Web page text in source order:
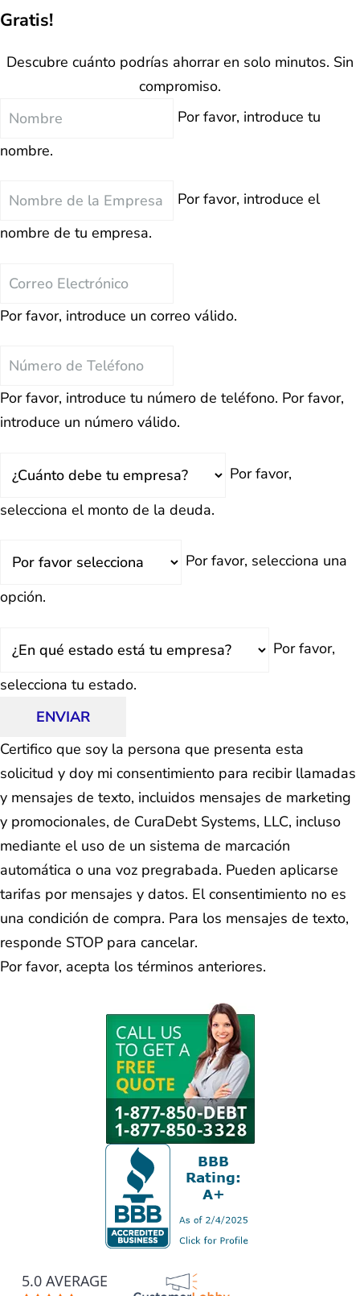
Gratis!
Descubre cuánto podrías ahorrar en solo minutos. Sin
compromiso.
Nombre
Por favor, introduce tu
nombre.
Nombre
la
Por favor, introduce el
nombre de tu empresa.
Correo
Por favor, introduce un correo válido.
Teléfono
Por favor, introduce tu número de teléfono. Por favor,
introduce un número válido.
Deuda
Por favor,
selecciona el monto de la deuda.
Por favor, selecciona una
opción.
Por favor,
selecciona tu estado.
ENVIAR
Certifico que soy la persona que presenta esta
solicitud y doy mi consentimiento para recibir llamadas
y mensajes de texto, incluidos mensajes de marketing
y promocionales, de CuraDebt Systems, LLC, incluso
mediante el uso de un sistema de marcación
automática o una voz pregrabada. Pueden aplicarse
tarifas por mensajes y datos. El consentimiento no es
una condición de compra. Para los mensajes de texto,
responde STOP para cancelar.
Por favor, acepta los términos anteriores.
5.0 AVERAGE